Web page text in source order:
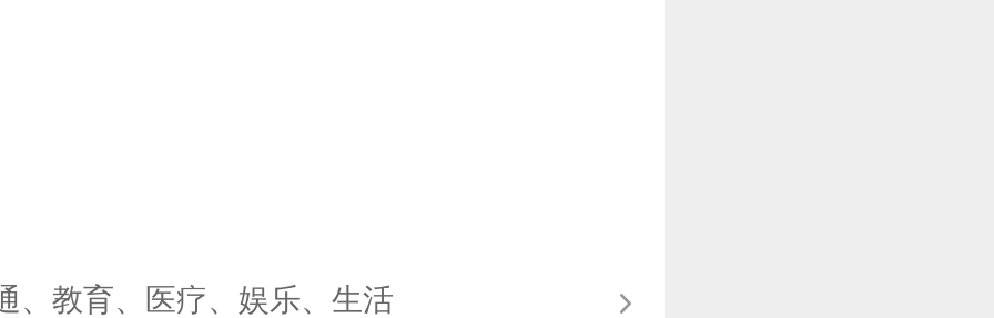
、教育、医疗、娱乐、生活